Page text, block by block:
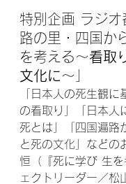
特別企画 ラジオ
路の里・四国か
を考える～看取
文化に ～
「日本人の死生観に
の看取り」「日本人
死とは」「四国遍路
と死の文化」などの
恒（『死に学び 生
ェクトリーダー／松